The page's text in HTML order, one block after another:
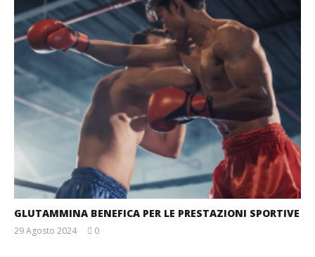
GLUTAMMINA BENEFICA PER LE PRESTAZIONI SPORTIVE
29 Agosto 2024
0